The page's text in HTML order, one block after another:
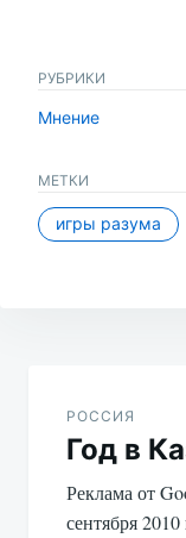
РУБРИКИ
Мнение
МЕТКИ
игры разума
записям
РОССИЯ
Год в
Реклама от
сентября